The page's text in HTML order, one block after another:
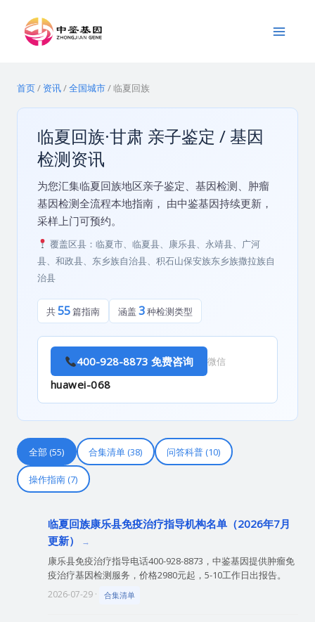
Menu
首页/ 资讯/全国城市/临夏回族
临夏回族·甘肃 亲子鉴定 / 基因
检测资讯
为您汇集临夏回族地区亲子鉴定、基因检测、肿瘤
基因检测全流程本地指南， 由中鉴基因持续更新，
采样上门可预约。
覆盖区县：临夏市、临夏县、康乐县、永靖县、广河
县、和政县、东乡族自治县、积石山保安族东乡族撒拉族自
治县
共55篇指南 涵盖 3种检测类型
400-928-8873 免费咨询 微信
huawei-068
全部 (55) 合集清单 (38) 问答科普 (10)
操作指南 (7)
临夏回族康乐县免疫治疗指导机构名单（2026年7月
更新）
康乐县免疫治疗指导电话400-928-8873，中鉴基因提供肿瘤免
疫治疗基因检测服务，价格2980元起，5-10工作日出报告。
2026-07-29 · 合集清单